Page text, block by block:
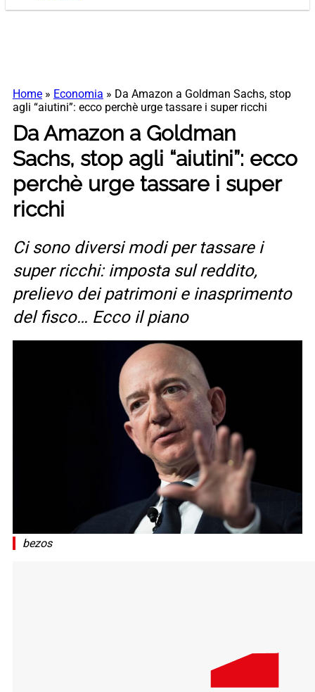
Home » Economia » Da Amazon a Goldman Sachs, stop
agli “aiutini”: ecco perchè urge tassare i super ricchi
Da Amazon a Goldman
Sachs, stop agli “aiutini”: ecco
perchè urge tassare i super
ricchi
Ci sono diversi modi per tassare i
super ricchi: imposta sul reddito,
prelievo dei patrimoni e inasprimento
del fisco… Ecco il piano
bezos